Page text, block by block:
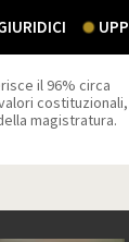
UPP
il 96% circa
costituzionali,
magistratura.